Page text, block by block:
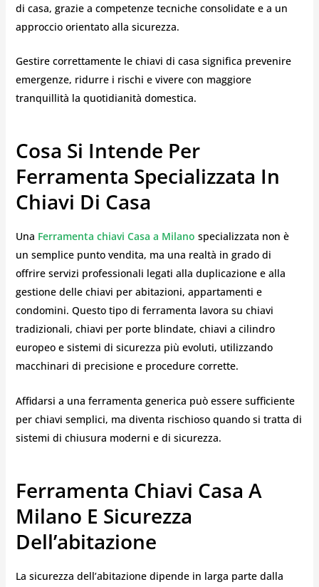
di casa, grazie a competenze tecniche consolidate e a un
approccio orientato alla sicurezza.
Gestire correttamente le chiavi di casa significa prevenire
emergenze, ridurre i rischi e vivere con maggiore
tranquillità la quotidianità domestica.
Cosa Si Intende Per
Ferramenta Specializzata In
Chiavi Di Casa
Una Ferramenta chiavi Casa a Milano specializzata non è
un semplice punto vendita, ma una realtà in grado di
offrire servizi professionali legati alla duplicazione e alla
gestione delle chiavi per abitazioni, appartamenti e
condomini. Questo tipo di ferramenta lavora su chiavi
tradizionali, chiavi per porte blindate, chiavi a cilindro
europeo e sistemi di sicurezza più evoluti, utilizzando
macchinari di precisione e procedure corrette.
Affidarsi a una ferramenta generica può essere sufficiente
per chiavi semplici, ma diventa rischioso quando si tratta di
sistemi di chiusura moderni e di sicurezza.
Ferramenta Chiavi Casa A
Milano E Sicurezza
Dell’abitazione
La sicurezza dell’abitazione dipende in larga parte dalla